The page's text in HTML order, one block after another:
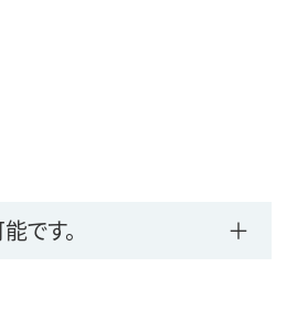
です。